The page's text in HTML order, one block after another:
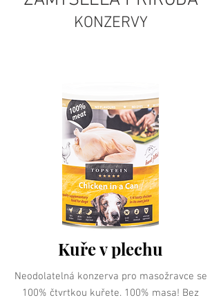
KONZERVY
Kuře v plechu
Neodolatelná konzerva pro masožravce se
100% čtvrtkou kuřete. 100% masa! Bez